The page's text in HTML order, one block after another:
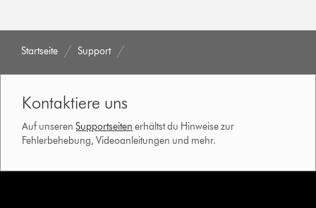
Startseite Support
Kontaktiere uns
Auf unserenSupportseiten erhältst du Hinweise zur
Fehlerbehebung, Videoanleitungen und mehr.